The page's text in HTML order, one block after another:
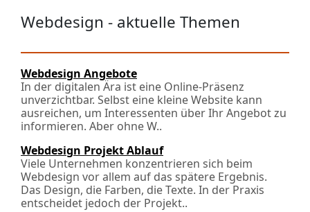
Webdesign - aktuelle Themen
Webdesign Angebote
In der digitalen Ära ist eine Online-Präsenz
unverzichtbar. Selbst eine kleine Website kann
ausreichen, um Interessenten über Ihr Angebot zu
informieren. Aber ohne W..
Webdesign Projekt Ablauf
Viele Unternehmen konzentrieren sich beim
Webdesign vor allem auf das spätere Ergebnis.
Das Design, die Farben, die Texte. In der Praxis
entscheidet jedoch der Projekt..